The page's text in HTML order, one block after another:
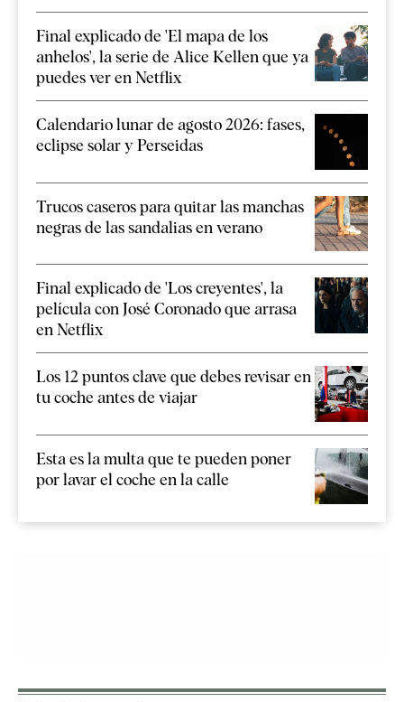
Final explicado de 'El mapa de los
anhelos', la serie de Alice Kellen que ya
puedes ver en Netflix
Calendario lunar de agosto 2026: fases,
eclipse solar y Perseidas
Trucos caseros para quitar las manchas
negras de las sandalias en verano
Final explicado de 'Los creyentes', la
película con José Coronado que arrasa
en Netflix
Los 12 puntos clave que debes revisar en
tu coche antes de viajar
Esta es la multa que te pueden poner
por lavar el coche en la calle